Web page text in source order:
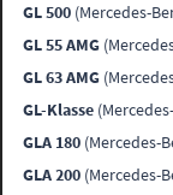
GL 500 (Mercedes-
GL 55 AMG
GL 63 AMG
GL-Klasse
GLA 180 (Mercedes-
GLA 200 (Mercedes-